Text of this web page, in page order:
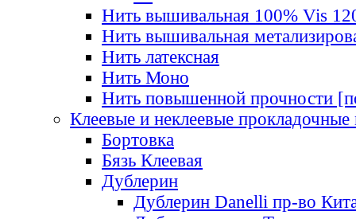
Нить вышивальная 100% Vis
Нить вышивальная
Нить латексная
Нить Моно
Нить повышенной прочности
Клеевые и неклеевые прокладочные
Бортовка
Бязь Клеевая
Дублерин
Дублерин Danelli пр-во